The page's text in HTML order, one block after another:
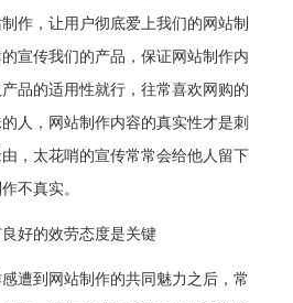
作，让用户彻底爱上我们的网站制
宣传我们的产品，保证网站制作内
品的适用性就行，往常喜欢网购的
人，网站制作内容的真实性才是刺
，太花哨的宣传常常会给他人留下
不真实。
好的效劳态度是关键
遭到网站制作的共同魅力之后，常